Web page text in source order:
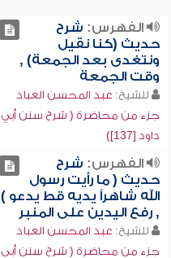
الفهرس: شرح
حديث (كنا نقيل
ونتغدى بعد الجمعة) ,
وقت الجمعة
للشيخ: عبد المحسن العباد
جزء من محاضرة ( شرح سنن أبي
داود [137])
الفهرس: شرح
حديث ( ما رأيت رسول
الله شاهراً يديه قط يدعو )
, رفع اليدين على المنبر
للشيخ: عبد المحسن العباد
جزء من محاضرة ( شرح سنن أبي